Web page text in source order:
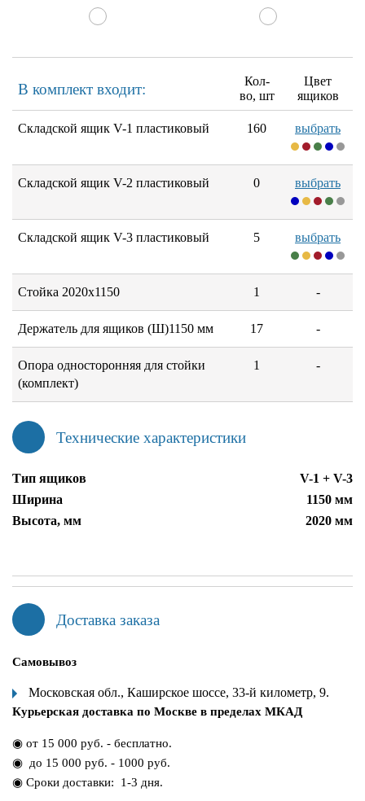
В комплект входит:
Кол-
во, шт
Цвет
ящиков
Складской ящик V-1 пластиковый 160 выбрать
Складской ящик V-2 пластиковый 0 выбрать
Складской ящик V-3 пластиковый 5 выбрать
Стойка 2020х1150 1 -
Держатель для ящиков (Ш)1150 мм 17 -
Опора односторонняя для стойки
(комплект)
1 -
Технические характеристики
Тип ящиков
V-1 + V-3
Ширина
1150 мм
Высота, мм
2020 мм
Доставка заказа
Самовывоз
Московская обл., Каширское шоссе, 33-й километр, 9.
Курьерская доставка по Москве в пределах МКАД
◉ от 15 000 руб. - бесплатно.
◉ до 15 000 руб. - 1000 руб.
◉ Сроки доставки: 1-3 дня.